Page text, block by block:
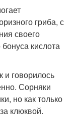
гриба, с
своего
кислота
и говорилось
Сорняки
но как только
клюквой.